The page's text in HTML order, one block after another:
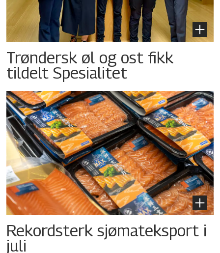
Trøndersk øl og ost fikk
tildelt Spesialitet
Rekordsterk sjømateksport i
juli